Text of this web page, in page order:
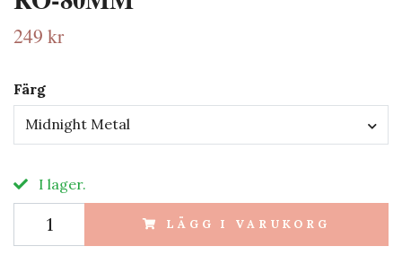
249 kr
Färg
Midnight Metal
I lager.
LÄGG I VARUKORG